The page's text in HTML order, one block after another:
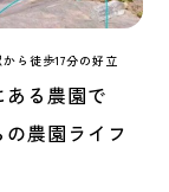
ら徒歩17分の好立
る農園で
農園ライフ